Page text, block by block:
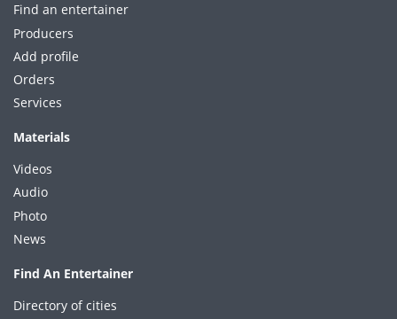
Find an entertainer
Producers
Add profile
Orders
Services
Materials
Videos
Audio
Photo
News
Find An Entertainer
Directory of cities